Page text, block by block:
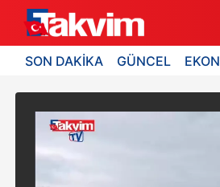
SON DAKİKA GÜNCEL